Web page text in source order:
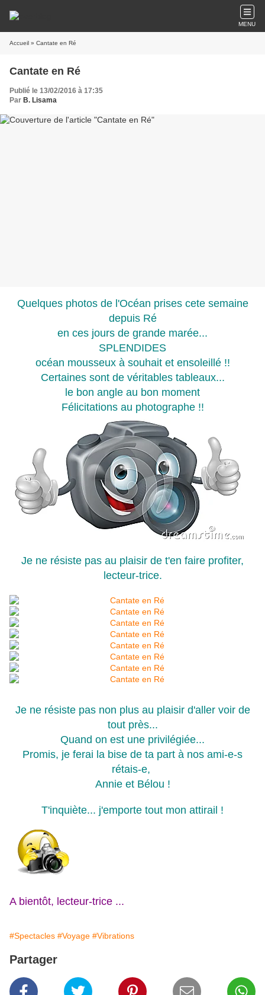
MENU
Accueil » Cantate en Ré
Cantate en Ré
Publié le 13/02/2016 à 17:35
Par B. Lisama
Quelques photos de l'Océan prises cete semaine
depuis Ré
en ces jours de grande marée...
SPLENDIDES
océan mousseux à souhait et ensoleillé !!
Certaines sont de véritables tableaux...
le bon angle au bon moment
Félicitations au photographe !!
Je ne résiste pas au plaisir de t'en faire profiter,
lecteur-trice.
Je ne résiste pas non plus au plaisir d'aller voir de
tout près...
Quand on est une privilégiée...
Promis, je ferai la bise de ta part à nos ami-e-s
rétais-e,
Annie et Bélou !
T'inquiète... j'emporte tout mon attirail !
A bientôt, lecteur-trice ...
#Spectacles #Voyage #Vibrations
Partager